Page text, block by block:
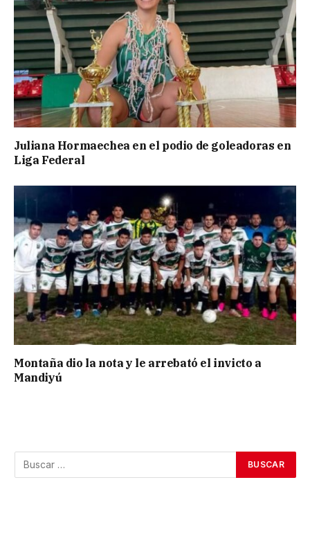
Juliana Hormaechea en el podio de goleadoras en
Liga Federal
Montaña dio la nota y le arrebató el invicto a
Mandiyú